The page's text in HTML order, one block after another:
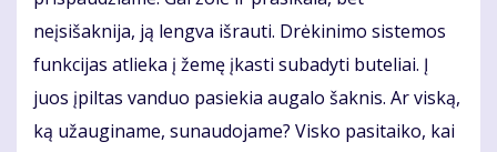
neįsišaknija, ją lengva išrauti. Drėkinimo sistemos
funkcijas atlieka į žemę įkasti subadyti buteliai. Į
juos įpiltas vanduo pasiekia augalo šaknis. Ar viską,
ką užauginame, sunaudojame? Visko pasitaiko, kai